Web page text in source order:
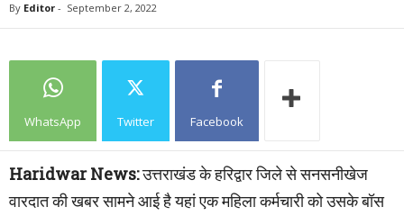
By Editor - September 2, 2022
WhatsApp Twitter Facebook
Haridwar News:उत्तराखंड के हरिद्वार जिले से सनसनीखेज
वारदात की खबर सामने आई है यहां एक महिला कर्मचारी को उसके बॉस